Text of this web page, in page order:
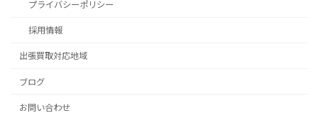
プライバシーポリシー
採用情報
出張買取対応地域
ブログ
お問い合わせ